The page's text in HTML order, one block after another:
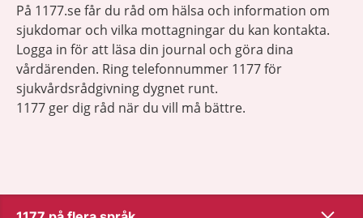
På 1177.se får du råd om hälsa och information om
sjukdomar och vilka mottagningar du kan kontakta.
Logga in för att läsa din journal och göra dina
vårdärenden. Ring telefonnummer 1177 för
sjukvårdsrådgivning dygnet runt.
1177 ger dig råd när du vill må bättre.
Visa